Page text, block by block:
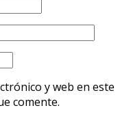
y web en este
comente.